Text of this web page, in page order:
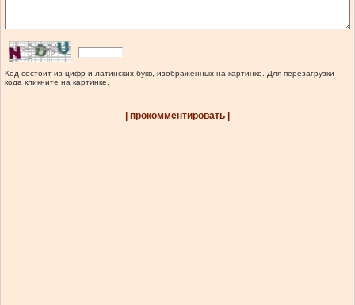
Код состоит из цифр и латинских букв, изображенных на картинке. Для перезагрузки
кода кликните на картинке.
| прокомментировать |